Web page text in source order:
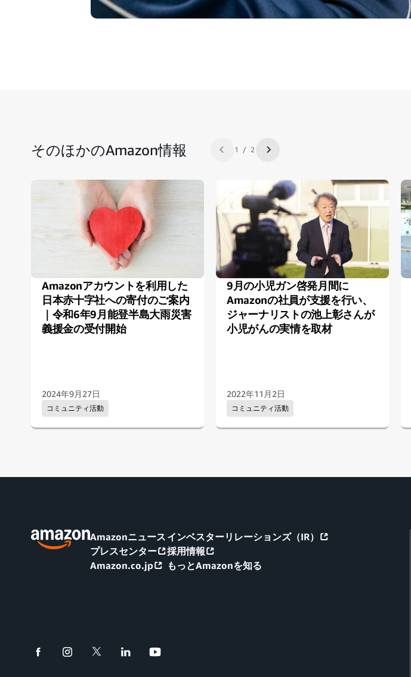
そのほかのAmazon情報前のスライド 1 / 2 次スライド
Amazonアカウントを利用した
日本赤十字社への寄付のご案内
｜令和6年9月能登半島大雨災害
義援金の受付開始
コミュニティ活動
2024年9月27日
9月の小児ガン啓発月間に
Amazonの社員が支援を行い、
ジャーナリストの池上彰さんが
小児がんの実情を取材
コミュニティ活動
2022年11月2日
Amazonニュース
プレスセンター
Amazon.co.jp
インベスターリレーションズ（IR）
採用情報
もっとAmazonを知る